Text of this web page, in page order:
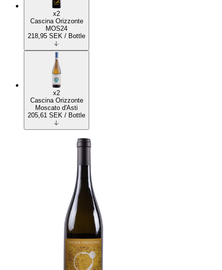
x2
Cascina Orizzonte
MOS24
218,95 SEK / Bottle
x2
Cascina Orizzonte
Moscato d'Asti
205,61 SEK / Bottle